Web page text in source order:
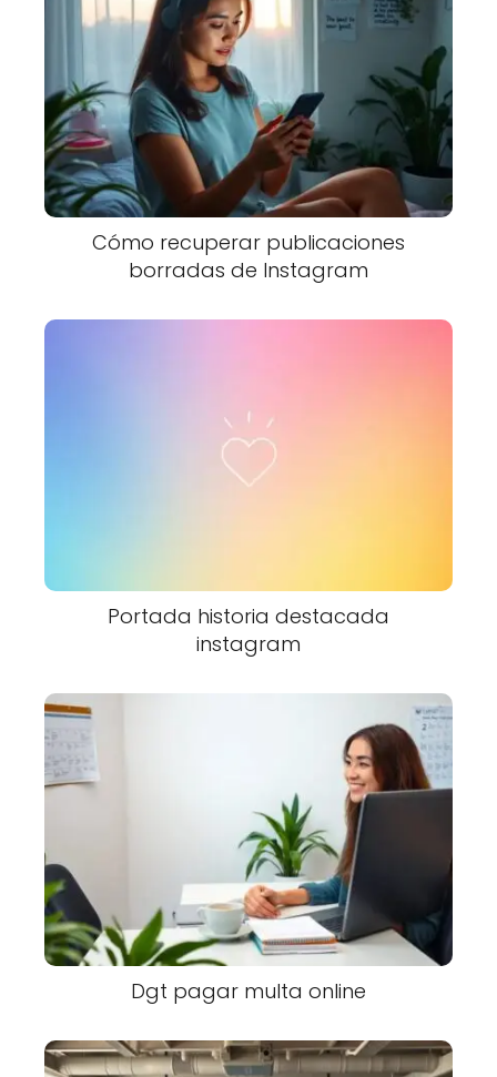
Cómo recuperar publicaciones
borradas de Instagram
Portada historia destacada
instagram
Dgt pagar multa online